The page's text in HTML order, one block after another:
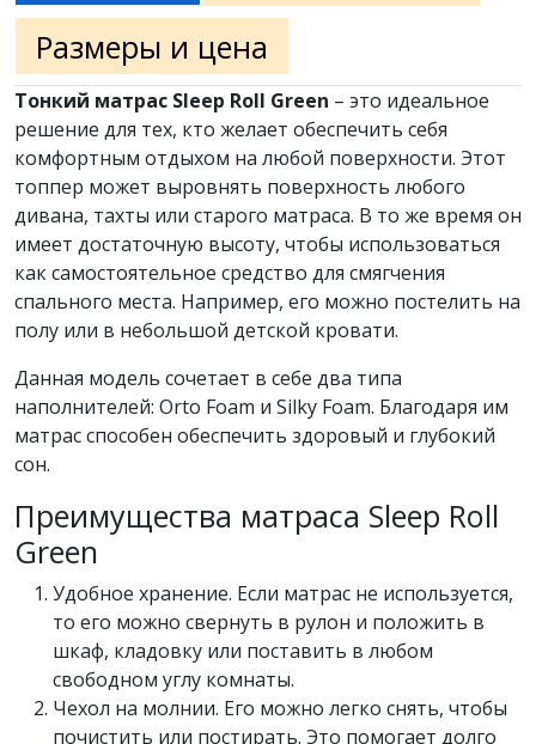
Размеры и цена
Тонкий матрас Sleep Roll Green – это идеальное
решение для тех, кто желает обеспечить себя
комфортным отдыхом на любой поверхности. Этот
топпер может выровнять поверхность любого
дивана, тахты или старого матраса. В то же время он
имеет достаточную высоту, чтобы использоваться
как самостоятельное средство для смягчения
спального места. Например, его можно постелить на
полу или в небольшой детской кровати.
Данная модель сочетает в себе два типа
наполнителей: Orto Foam и Silky Foam. Благодаря им
матрас способен обеспечить здоровый и глубокий
сон.
Преимущества матраса Sleep Roll
Green
Удобное хранение. Если матрас не используется,
то его можно свернуть в рулон и положить в
шкаф, кладовку или поставить в любом
свободном углу комнаты.
Чехол на молнии. Его можно легко снять, чтобы
почистить или постирать. Это помогает долго